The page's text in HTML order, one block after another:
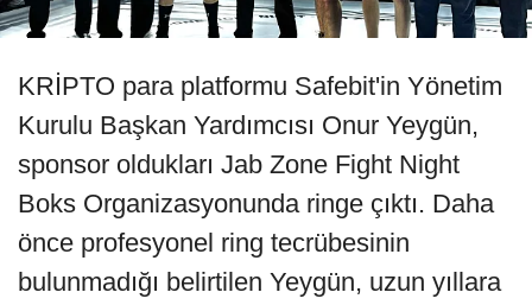
KRİPTO para platformu Safebit'in Yönetim
Kurulu Başkan Yardımcısı Onur Yeygün,
sponsor oldukları Jab Zone Fight Night
Boks Organizasyonunda ringe çıktı. Daha
önce profesyonel ring tecrübesinin
bulunmadığı belirtilen Yeygün, uzun yıllara